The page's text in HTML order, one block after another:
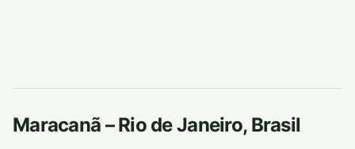
Maracanã – Rio de Janeiro, Brasil